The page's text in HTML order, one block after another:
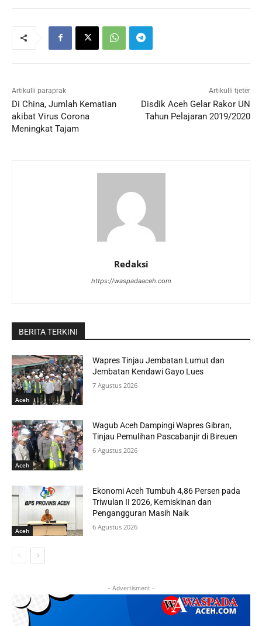
Artikulli paraprak
Di China, Jumlah Kematian
akibat Virus Corona
Meningkat Tajam
Artikulli tjetër
Disdik Aceh Gelar Rakor UN
Tahun Pelajaran 2019/2020
Redaksi
https://waspadaaceh.com
BERITA TERKINI
Aceh
Wapres Tinjau Jembatan Lumut dan
Jembatan Kendawi Gayo Lues
7 Agustus 2026
Aceh
Wagub Aceh Dampingi Wapres Gibran,
Tinjau Pemulihan Pascabanjir di Bireuen
6 Agustus 2026
Aceh
Ekonomi Aceh Tumbuh 4,86 Persen pada
Triwulan II 2026, Kemiskinan dan
Pengangguran Masih Naik
6 Agustus 2026
- Advertisment -